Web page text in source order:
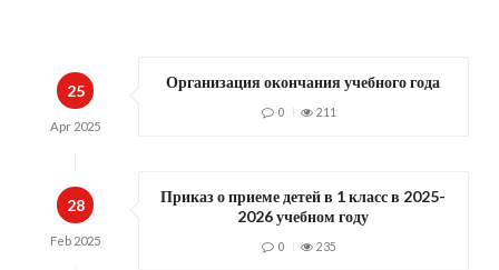
25
Apr 2025
Организация окончания учебного года
0 211
28
Feb 2025
Приказ о приеме детей в 1 класс в 2025-
2026 учебном году
0 235